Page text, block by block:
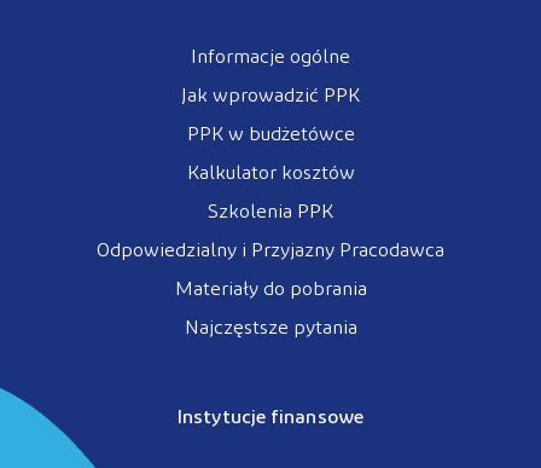
Informacje ogólne
Jak wprowadzić PPK
PPK w budżetówce
Kalkulator kosztów
Szkolenia PPK
Odpowiedzialny i Przyjazny Pracodawca
Materiały do pobrania
Najczęstsze pytania
Instytucje finansowe